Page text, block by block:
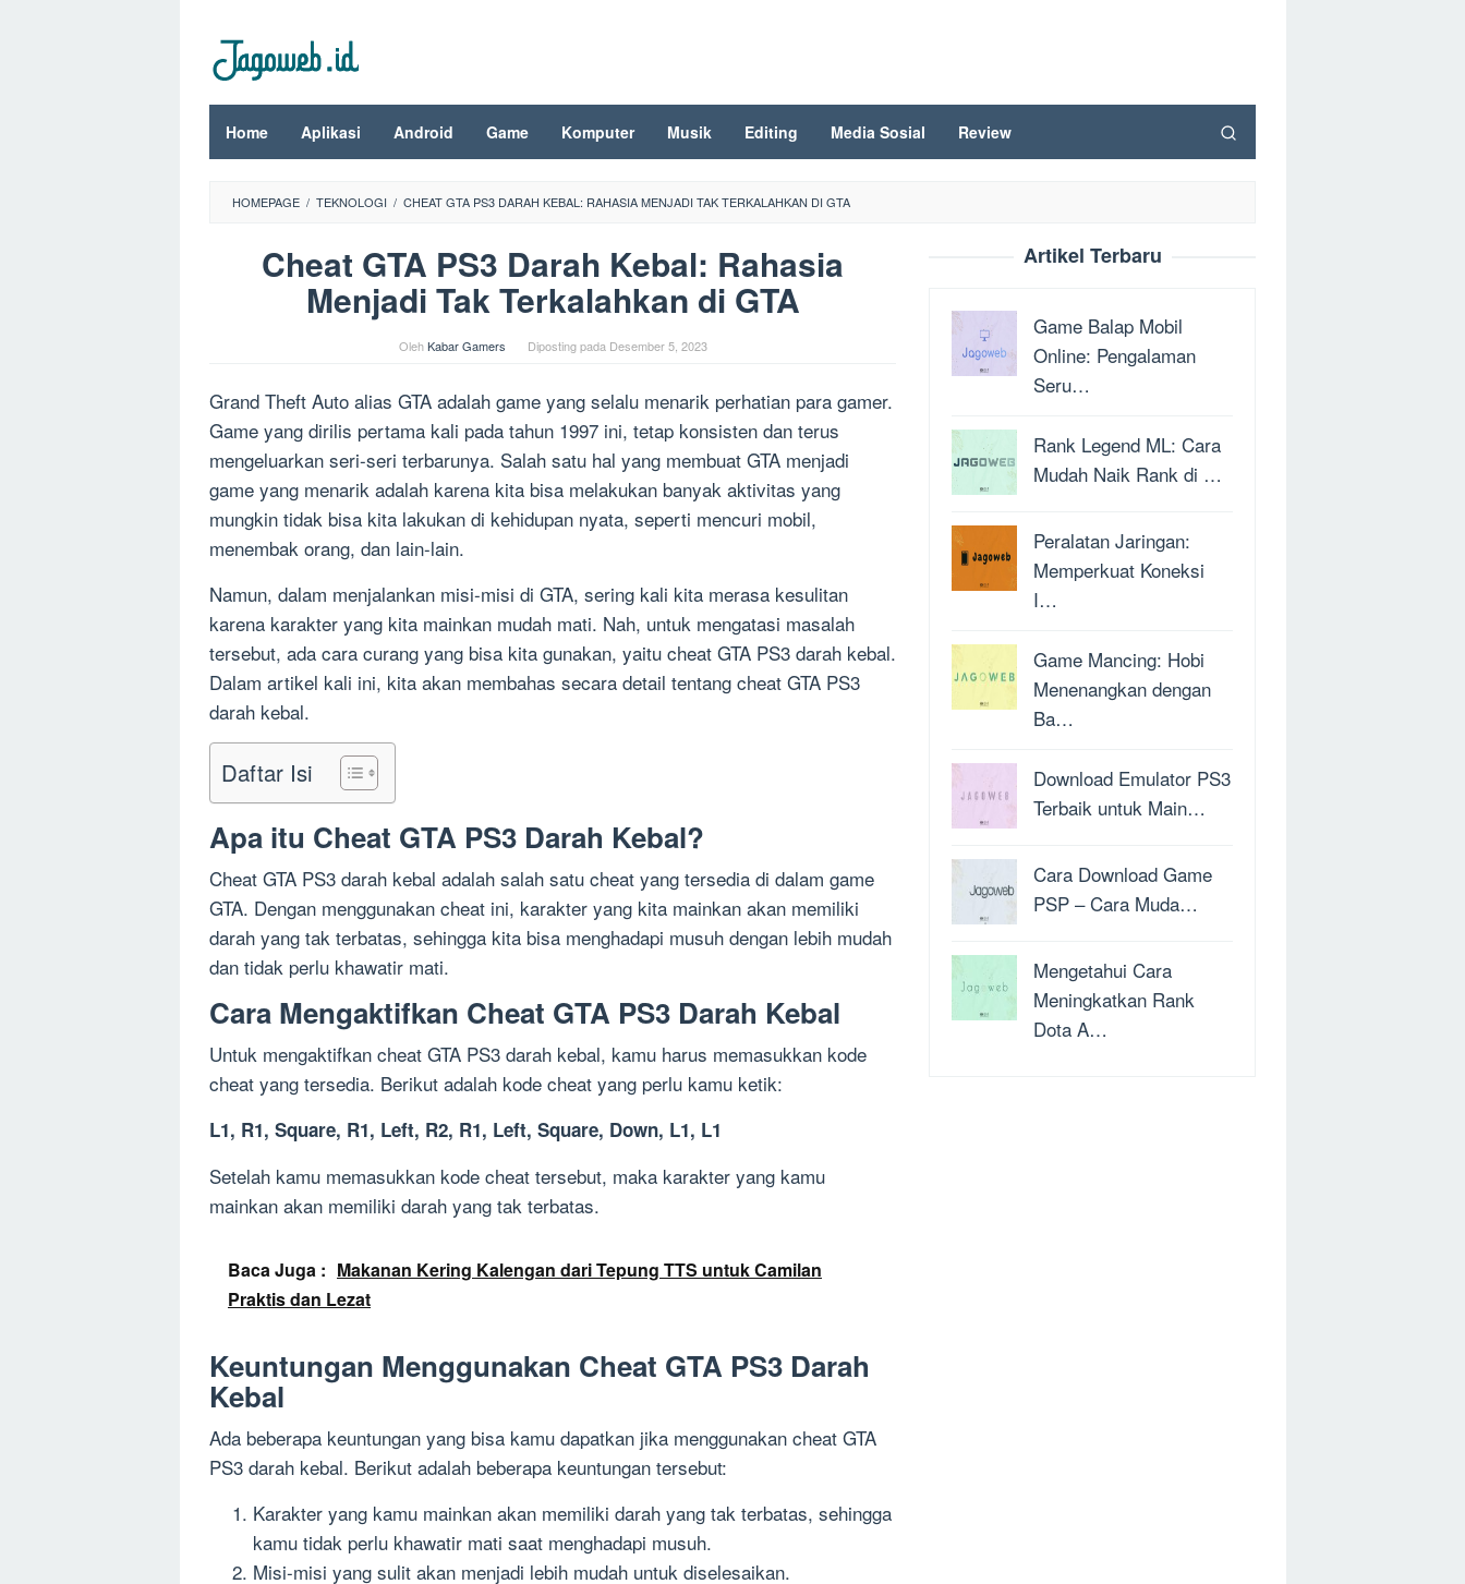
konten
Home Aplikasi Android Game Komputer Musik Editing Media Sosial Review
HOMEPAGE / TEKNOLOGI / CHEAT GTA PS3 DARAH KEBAL: RAHASIA MENJADI TAK TERKALAHKAN DI GTA
Cheat GTA PS3 Darah Kebal: Rahasia
Menjadi Tak Terkalahkan di GTA
OlehKabar Gamers Diposting pada Desember 5, 2023
Grand Theft Auto alias GTA adalah game yang selalu menarik perhatian para gamer.
Game yang dirilis pertama kali pada tahun 1997 ini, tetap konsisten dan terus
mengeluarkan seri-seri terbarunya. Salah satu hal yang membuat GTA menjadi
game yang menarik adalah karena kita bisa melakukan banyak aktivitas yang
mungkin tidak bisa kita lakukan di kehidupan nyata, seperti mencuri mobil,
menembak orang, dan lain-lain.
Namun, dalam menjalankan misi-misi di GTA, sering kali kita merasa kesulitan
karena karakter yang kita mainkan mudah mati. Nah, untuk mengatasi masalah
tersebut, ada cara curang yang bisa kita gunakan, yaitu cheat GTA PS3 darah kebal.
Dalam artikel kali ini, kita akan membahas secara detail tentang cheat GTA PS3
darah kebal.
Daftar Isi
Apa itu Cheat GTA PS3 Darah Kebal?
Cheat GTA PS3 darah kebal adalah salah satu cheat yang tersedia di dalam game
GTA. Dengan menggunakan cheat ini, karakter yang kita mainkan akan memiliki
darah yang tak terbatas, sehingga kita bisa menghadapi musuh dengan lebih mudah
dan tidak perlu khawatir mati.
Cara Mengaktifkan Cheat GTA PS3 Darah Kebal
Untuk mengaktifkan cheat GTA PS3 darah kebal, kamu harus memasukkan kode
cheat yang tersedia. Berikut adalah kode cheat yang perlu kamu ketik:
L1, R1, Square, R1, Left, R2, R1, Left, Square, Down, L1, L1
Setelah kamu memasukkan kode cheat tersebut, maka karakter yang kamu
mainkan akan memiliki darah yang tak terbatas.
Baca Juga : Makanan Kering Kalengan dari Tepung TTS untuk Camilan
Praktis dan Lezat
Keuntungan Menggunakan Cheat GTA PS3 Darah
Kebal
Ada beberapa keuntungan yang bisa kamu dapatkan jika menggunakan cheat GTA
PS3 darah kebal. Berikut adalah beberapa keuntungan tersebut:
Karakter yang kamu mainkan akan memiliki darah yang tak terbatas, sehingga
kamu tidak perlu khawatir mati saat menghadapi musuh.
Misi-misi yang sulit akan menjadi lebih mudah untuk diselesaikan.
Artikel Terbaru
Game Balap Mobil
Online: Pengalaman
Seru…
Rank Legend ML: Cara
Mudah Naik Rank di …
Peralatan Jaringan:
Memperkuat Koneksi
I…
Game Mancing: Hobi
Menenangkan dengan
Ba…
Download Emulator PS3
Terbaik untuk Main…
Cara Download Game
PSP – Cara Muda…
Mengetahui Cara
Meningkatkan Rank
Dota A…